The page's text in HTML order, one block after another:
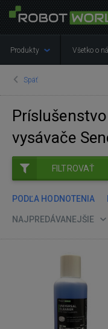
Produkty Všetko o
Späť
vysávače
FILTROVAŤ
PODĽA HODNOTENIA
NAJPREDÁVANEJŠIE